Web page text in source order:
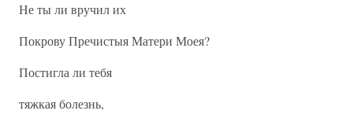
Не ты ли вручил их
Покрову Пречистыя Матери Моея?
Постигла ли тебя
тяжкая болезнь,